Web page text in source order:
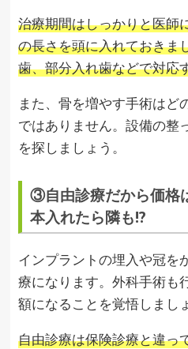
治療期間はしっかりと医師
の長さを頭に入れておきま
歯、部分入れ歯などで対応
また、骨を増やす手術はど
ではありません。設備の整
を探しましょう。
③自由診療だから価格
本入れたら隣も!?
インプラントの埋入や冠を
療になります。外科手術も
額になることを覚悟しまし
自由診療は保険診療と違っ